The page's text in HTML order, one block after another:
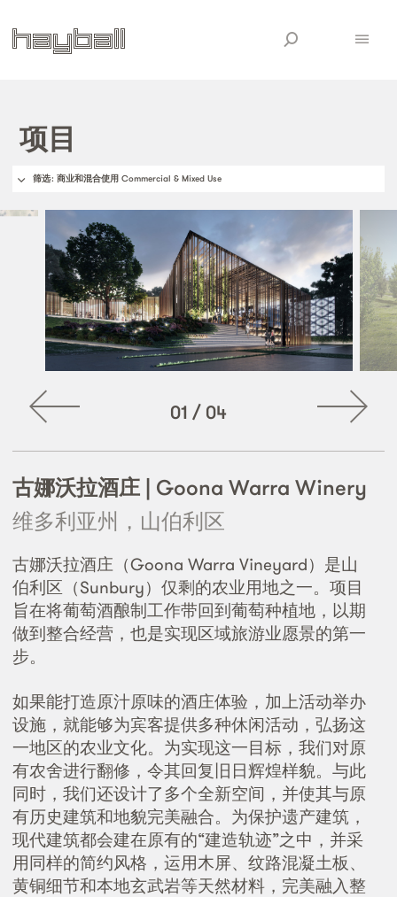
项目
筛选: 商业和混合使用 Commercial & Mixed Use
01 / 04
古娜沃拉酒庄 | Goona Warra Winery
维多利亚州，山伯利区
古娜沃拉酒庄（Goona Warra Vineyard）是山
伯利区（Sunbury）仅剩的农业用地之一。项目
旨在将葡萄酒酿制工作带回到葡萄种植地，以期
做到整合经营，也是实现区域旅游业愿景的第一
步。
如果能打造原汁原味的酒庄体验，加上活动举办
设施，就能够为宾客提供多种休闲活动，弘扬这
一地区的农业文化。为实现这一目标，我们对原
有农舍进行翻修，令其回复旧日辉煌样貌。与此
同时，我们还设计了多个全新空间，并使其与原
有历史建筑和地貌完美融合。为保护遗产建筑，
现代建筑都会建在原有的“建造轨迹”之中，并采
用同样的简约风格，运用木屏、纹路混凝土板、
黄铜细节和本地玄武岩等天然材料，完美融入整